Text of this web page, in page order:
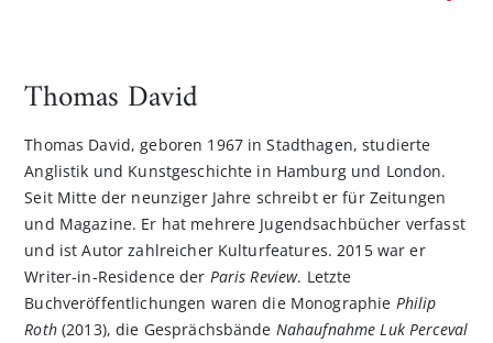
Bildgalerie
Thomas David
Thomas David, geboren 1967 in Stadthagen, studierte
Anglistik und Kunstgeschichte in Hamburg und London.
Seit Mitte der neunziger Jahre schreibt er für Zeitungen
und Magazine. Er hat mehrere Jugendsachbücher verfasst
und ist Autor zahlreicher Kulturfeatures. 2015 war er
Writer-in-Residence der Paris Review. Letzte
Buchveröffentlichungen waren die Monographie Philip
Roth(2013), die Gesprächsbände Nahaufnahme Luk Perceval